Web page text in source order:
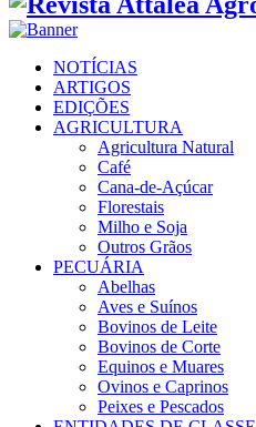
NOTÍCIAS
ARTIGOS
EDIÇÕES
AGRICULTURA
Agricultura Natural
Café
Cana-de-Açúcar
Florestais
Milho e Soja
Outros Grãos
PECUÁRIA
Abelhas
Aves e Suínos
Bovinos de Leite
Bovinos de Corte
Equinos e Muares
Ovinos e Caprinos
Peixes e Pescados